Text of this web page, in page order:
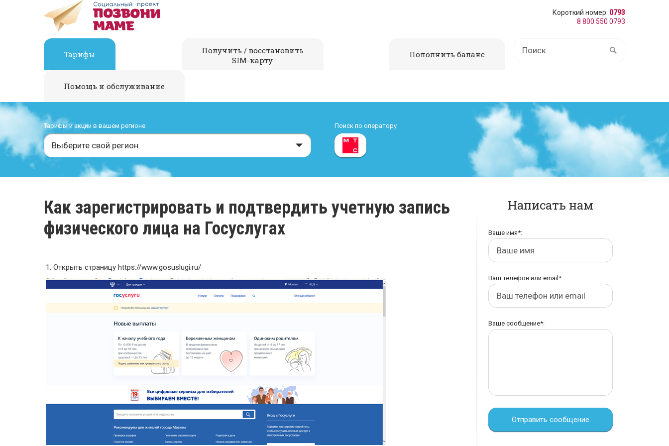
Короткий номер: 0793
8 800 550 0793
Тарифы
Получить / восстановить
SIM-карту
Пополнить баланс
Помощь и обслуживание
Тарифы и акции в вашем регионе
Выберите свой регион
Поиск по оператору
Как зарегистрировать и подтвердить учетную запись
физического лица на Госуслугах
1. Открыть страницу https://www.gosuslugi.ru/
Написать нам
Ваше имя*:
Ваш телефон или email*:
Ваше сообщение*:
Отправить сообщение